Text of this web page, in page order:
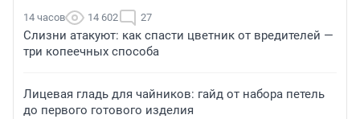
14 часов 14 602 27
Слизни атакуют: как спасти цветник от вредителей —
три копеечных способа
Лицевая гладь для чайников: гайд от набора петель
до первого готового изделия